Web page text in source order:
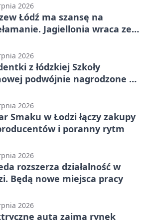
2026
Łódź ma szansę na
Jagiellonia wraca ze
2026
z łódzkiej Szkoły
podwójnie nagrodzone na
2026
Smaku w Łodzi łączy zakupy
i poranny rytm
2026
rozszerza działalność w
Będą nowe miejsca pracy
2026
auta zajmą rynek